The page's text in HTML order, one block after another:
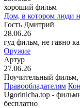
хороший фильм
Дом, в котором люди
Гость Дмитрий
28.06.26
гуд фильм, не гавно
Оружие
Артур
27.06.26
Поучительный
Правообладателям
Ugorinicha.top -
бесплатно